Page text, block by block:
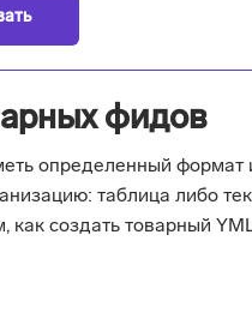
фидов
определенный формат
таблица либо
как создать товарный